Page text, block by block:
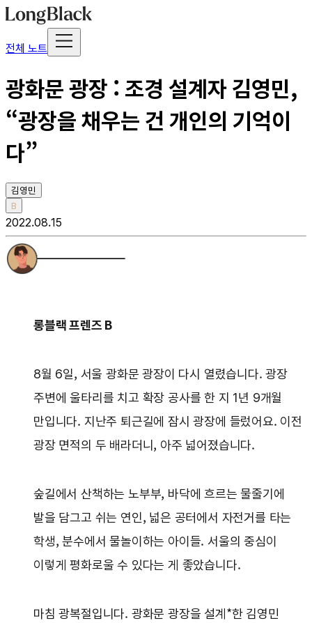
전체 노트
광화문 광장 : 조경 설계자 김영민,
“광장을 채우는 건 개인의 기억이
다”
김영민
B
2022.08.15
롱블랙 프렌즈 B
8월 6일, 서울 광화문 광장이 다시 열렸습니다. 광장
주변에 울타리를 치고 확장 공사를 한 지 1년 9개월
만입니다. 지난주 퇴근길에 잠시 광장에 들렀어요. 이전
광장 면적의 두 배라더니, 아주 넓어졌습니다.
숲길에서 산책하는 노부부, 바닥에 흐르는 물줄기에
발을 담그고 쉬는 연인, 넓은 공터에서 자전거를 타는
학생, 분수에서 물놀이하는 아이들. 서울의 중심이
이렇게 평화로울 수 있다는 게 좋았습니다.
마침 광복절입니다. 광화문 광장을 설계*한 김영민